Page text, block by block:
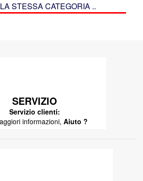
STESSA CATEGORIA ..
SERVIZIO
Servizio clienti:
informazioni, Aiuto ?